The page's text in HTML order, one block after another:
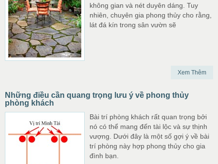
không gian và nét duyên dáng. Tuy
nhiên, chuyên gia phong thủy cho rằng,
lát đá kín trong sân vườn sẽ
Xem Thêm
Những điều cần quang trọng lưu ý về phong thủy
phòng khách
Bài trí phòng khách rất quan trọng bởi
nó có thể mang đến tài lộc và sự thịnh
vượng. Dưới đây là một số gợi ý về bài
trí phòng này hợp phong thủy cho gia
đình bạn.